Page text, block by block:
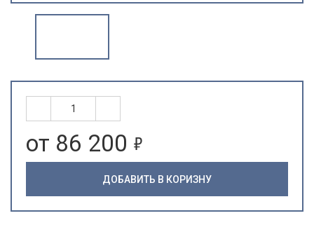
от 86 200 5
ДОБАВИТЬ В КОРИЗНУ